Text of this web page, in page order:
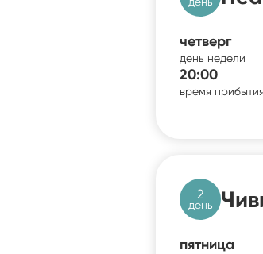
четверг
день недели
20:00
время прибытия
2
день
пятница